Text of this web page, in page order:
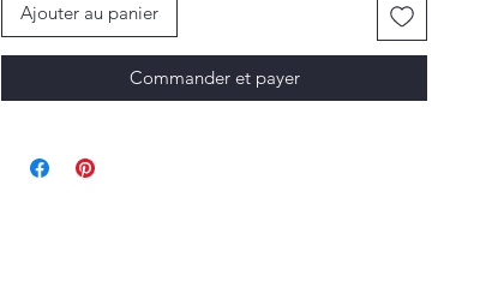
Ajouter au panier
Commander et payer